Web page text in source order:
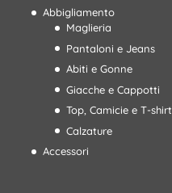
Abbigliamento
Maglieria
Pantaloni e Jeans
Abiti e Gonne
Giacche e Cappotti
Top, Camicie e T-shirt
Calzature
Accessori